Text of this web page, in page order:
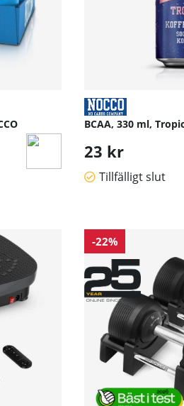
BCAA, 330 ml,
23 kr
Tillfälligt slut
-22%